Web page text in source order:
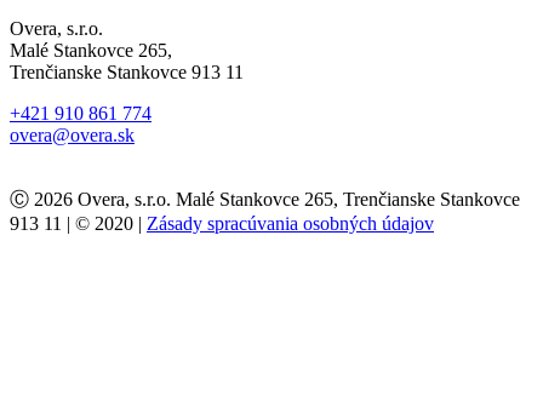
Overa, s.r.o.
Malé Stankovce 265,
Trenčianske Stankovce 913 11
+421 910 861 774
overa@overa.sk
Ⓒ 2026 Overa, s.r.o. Malé Stankovce 265, Trenčianske Stankovce
913 11 | © 2020 | Zásady spracúvania osobných údajov